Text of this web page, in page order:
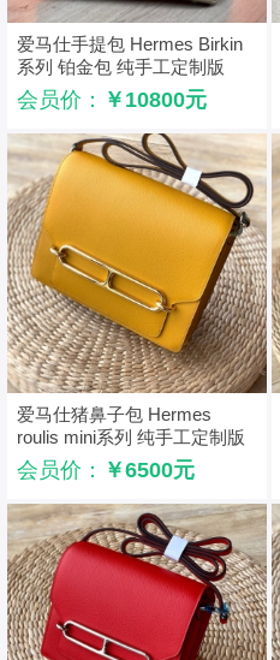
爱马仕手提包 Hermes Birkin
系列 铂金包 纯手工定制版
30cm TOGO皮 大象灰
会员价： ￥10800元
爱马仕猪鼻子包 Hermes
roulis mini系列 纯手工定制版
黄色
会员价： ￥6500元